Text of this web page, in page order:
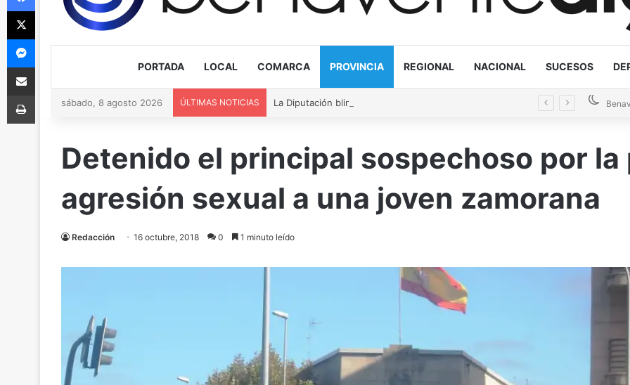
PORTADA LOCAL COMARCA PROVINCIA REGIONAL NACIONAL SUCESOS
sábado, 8 agosto 2026 ÚLTIMAS NOTICIAS
Detenido el principal sospechoso por
agresión sexual a una joven zamorana
Redacción 16 octubre, 2018 0 1 minuto leído